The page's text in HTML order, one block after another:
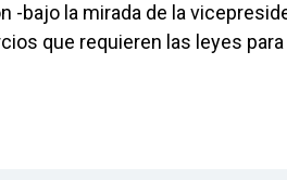
-bajo la mirada de la
que requieren las leyes